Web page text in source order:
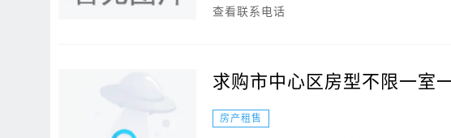
查看联系电话
求购市中心区房型不限一室
房产租售